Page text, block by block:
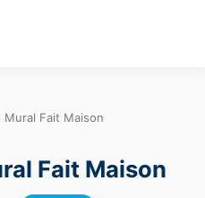
Mural Fait Maison
Fait Maison